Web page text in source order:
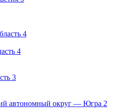
4
4
3
автономный округ — Югра 2